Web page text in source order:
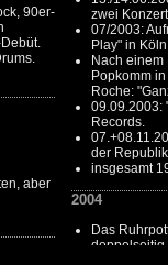
90er-
aber
zwei
07/2003:
Play" in
Nach einem
Popkomm
Roche:
09.09.2003:
Records.
der
insgesamt
2004
Das
doppelseitig